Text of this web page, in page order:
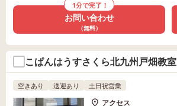
1分で完了！
お問い合わせ
（無料）
こぱんはうすさくら北九州戸畑教室
空きあり 送迎あり 土日祝営業
アクセス